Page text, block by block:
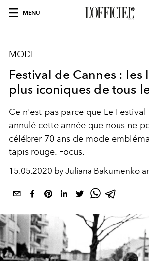
MENU
MODE
Festival de Cannes : les
plus iconiques de tous
Ce n'est pas parce que Le Festival
annulé cette année que nous ne
célébrer 70 ans de mode
tapis rouge. Focus.
15.05.2020 by Juliana Bakumenko